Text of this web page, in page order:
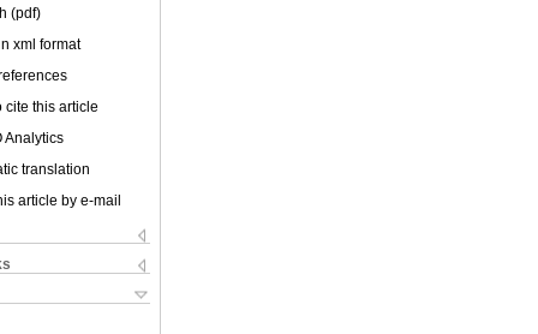
(pdf)
xml format
cite this article
Analytics
translation
article by e-mail